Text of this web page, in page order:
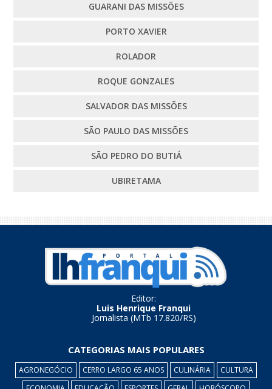
GUARANI DAS MISSÕES
PORTO XAVIER
ROLADOR
ROQUE GONZALES
SALVADOR DAS MISSÕES
SÃO PAULO DAS MISSÕES
SÃO PEDRO DO BUTIÁ
UBIRETAMA
Editor:
Luis Henrique Franqui
Jornalista (MTb 17.820/RS)
CATEGORIAS MAIS POPULARES
AGRONEGÓCIO CERRO LARGO 65 ANOS CULINÁRIA
CULTURA